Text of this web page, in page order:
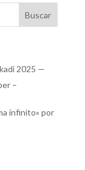
2025 —
–
infinito» por